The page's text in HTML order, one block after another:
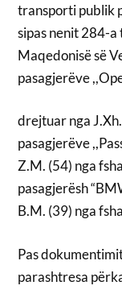
transporti publik
sipas nenit 284-a
Maqedonisë së
pasagjerëve
drejtuar nga
pasagjerëve
Z.M. (54) nga
pasagjerësh
B.M. (39) nga
Pas
parashtresa